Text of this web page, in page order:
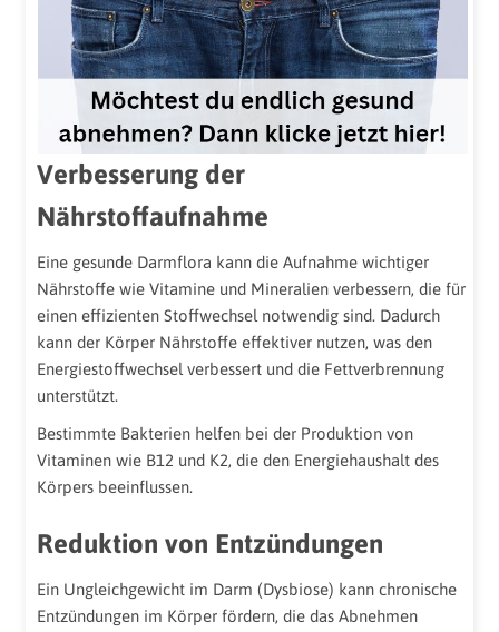
Verbesserung der
Nährstoffaufnahme
Eine gesunde Darmflora kann die Aufnahme wichtiger
Nährstoffe wie Vitamine und Mineralien verbessern, die für
einen effizienten Stoffwechsel notwendig sind. Dadurch
kann der Körper Nährstoffe effektiver nutzen, was den
Energiestoffwechsel verbessert und die Fettverbrennung
unterstützt.
Bestimmte Bakterien helfen bei der Produktion von
Vitaminen wie B12 und K2, die den Energiehaushalt des
Körpers beeinflussen.
Reduktion von Entzündungen
Ein Ungleichgewicht im Darm (Dysbiose) kann chronische
Entzündungen im Körper fördern, die das Abnehmen